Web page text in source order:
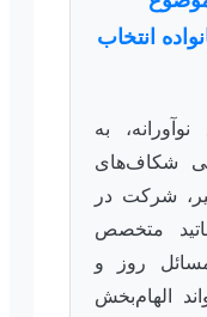
انتخاب
به
شکاف‌های
شرکت در
متخصص
روز و
الهام‌بخش